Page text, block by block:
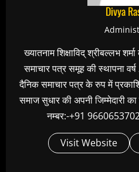
Divya
ख्यातनाम शिक्षाविद् श्रीबल्लभ
समाचार पत्र समूह की स्थापना
दैनिक समाचार पत्र के रुप में
समाज सुधार की अपनी जिम्मेदारी
नम्बर:-+91
Visit Website